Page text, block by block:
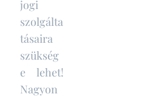
jogi
szolgálta
tásaira
szükség
e lehet!
Nagyon